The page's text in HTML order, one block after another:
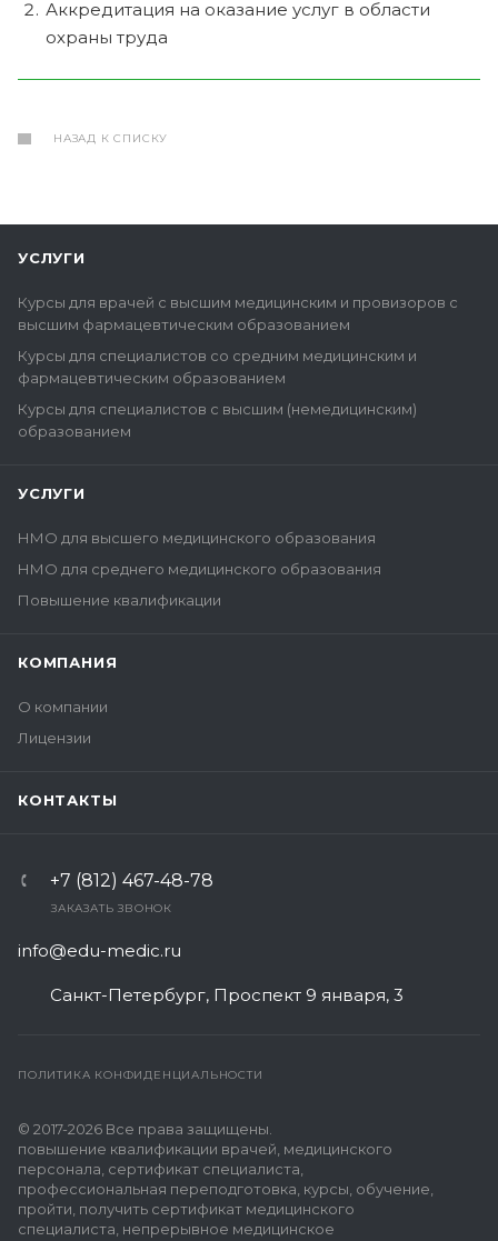
Аккредитация на оказание услуг в области
охраны труда
НАЗАД К СПИСКУ
УСЛУГИ
Курсы для врачей с высшим медицинским и провизоров с
высшим фармацевтическим образованием
Курсы для специалистов со средним медицинским и
фармацевтическим образованием
Курсы для специалистов с высшим (немедицинским)
образованием
УСЛУГИ
НМО для высшего медицинского образования
НМО для среднего медицинского образования
Повышение квалификации
КОМПАНИЯ
О компании
Лицензии
КОНТАКТЫ
+7 (812) 467-48-78
ЗАКАЗАТЬ ЗВОНОК
info@edu-medic.ru
Санкт-Петербург, Проспект 9 января, 3
ПОЛИТИКА КОНФИДЕНЦИАЛЬНОСТИ
© 2017-2026 Все права защищены.
повышение квалификации врачей, медицинского
персонала, сертификат специалиста,
профессиональная переподготовка, курсы, обучение,
пройти, получить сертификат медицинского
специалиста, непрерывное медицинское